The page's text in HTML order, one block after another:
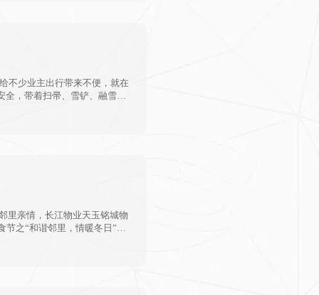
不少业主出行带来不便，就在
，带着扫帚、雪铲、融雪剂
里亲情，长江物业天玉铭城物
之“和谐邻里，情暖冬日”活